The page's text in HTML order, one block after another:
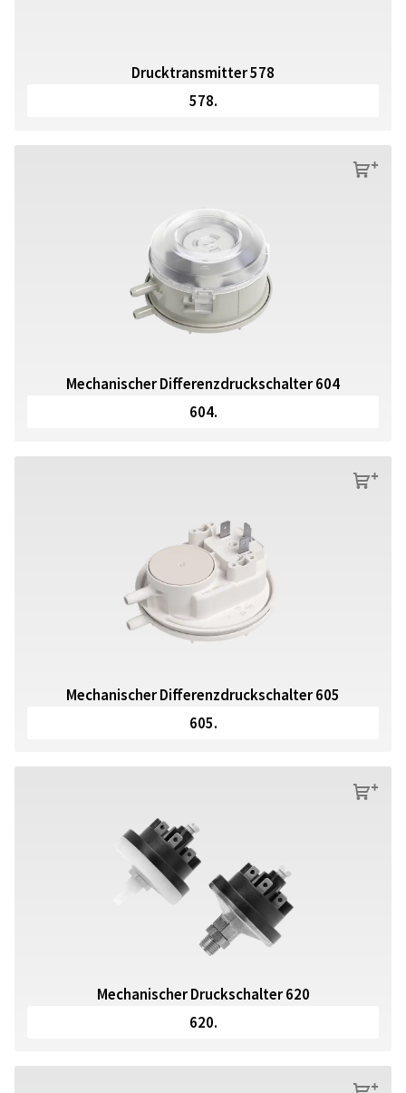
Drucktransmitter 578
578.
s
Mechanischer Differenzdruckschalter 604
604.
s
Mechanischer Differenzdruckschalter 605
605.
s
Mechanischer Druckschalter 620
620.